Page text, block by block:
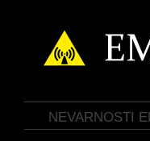
NEVARNOSTI